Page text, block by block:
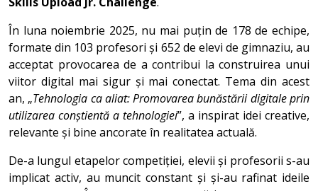
În luna noiembrie 2025, nu mai puțin de 178 de echipe,
formate din 103 profesori și 652 de elevi de gimnaziu, au
acceptat provocarea de a contribui la construirea unui
viitor digital mai sigur și mai conectat. Tema din acest
an, „Tehnologia ca aliat: Promovarea bunăstării digitale prin
utilizarea conștientă a tehnologiei”, a inspirat idei creative,
relevante și bine ancorate în realitatea actuală.
De-a lungul etapelor competiției, elevii și profesorii s-au
implicat activ, au muncit constant și și-au rafinat ideile